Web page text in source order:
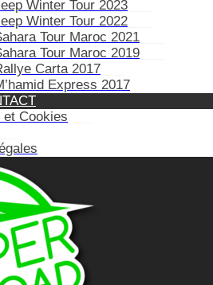
Winter Tour 2023
Winter Tour 2022
Tour Maroc 2021
Tour Maroc 2019
Carta 2017
Express 2017
et Cookies